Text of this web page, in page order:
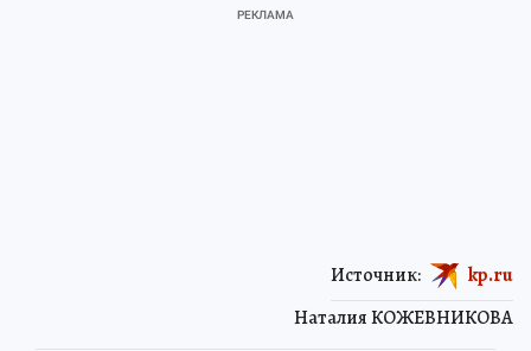
Наталия КОЖЕВНИКОВА
Источник: kp.ru